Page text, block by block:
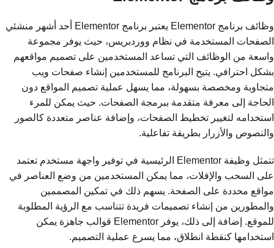
وظائف برنامج Elementor يعتبر برنامج Elementor أحد أشهر منشئي
الصفحات المستخدمة في نظام ووردبريس، حيث يوفر مجموعة
واسعة من الوظائف التي تساعد المستخدمين على تصميم مواقعهم
بشكل احترافي. يتيح البرنامج للمستخدمين إنشاء صفحات ويب
متجاوبة ومخصصة بسهولة، مما يسهل عملية تصميم المواقع دون
الحاجة إلى معرفة متقدمة ببرمجة الصفحات. حيث يمكن للمرء
استخدامه لتغيير تخطيط الصفحات، وإضافة عناصر متعددة كالصور
والنصوص والأزرار بطريقة تفاعلية.
تتمثل وظيفة Elementor الرئيسية في توفير واجهة مستخدم تعتمد
على السحب والإفلات، مما يمكن المستخدمين من وضع العناصر في
مواقع محددة على الصفحة. يسهم ذلك في تمكين المصممين
والمطورين من إنشاء تصميمات فريدة تتناسب مع الرؤية المطلوبة
للموقع. إضافة إلى ذلك، يوفر Elementor قوالب جاهزة يمكن
استخدامها كنقطة انطلاق، مما يسرع عملية التصميم.